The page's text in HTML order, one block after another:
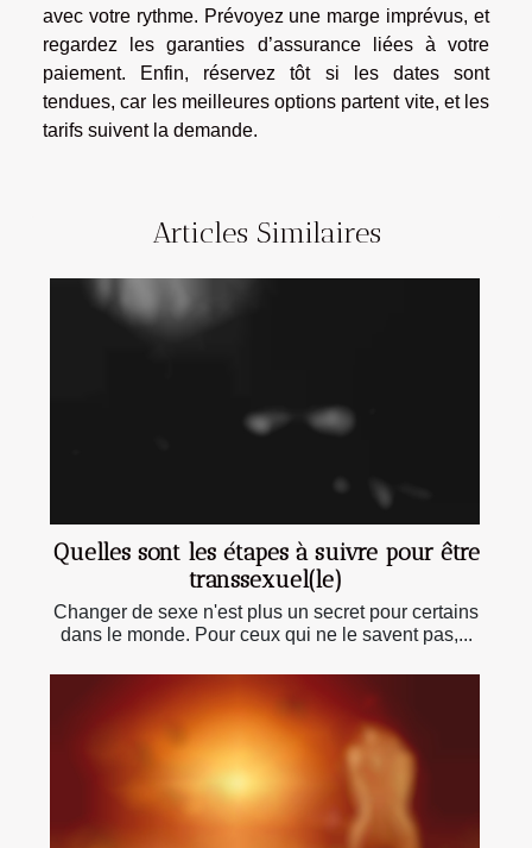
avec votre rythme. Prévoyez une marge imprévus, et
regardez les garanties d’assurance liées à votre
paiement. Enfin, réservez tôt si les dates sont
tendues, car les meilleures options partent vite, et les
tarifs suivent la demande.
Articles Similaires
Quelles sont les étapes à suivre pour être
transsexuel(le)
Changer de sexe n'est plus un secret pour certains
dans le monde. Pour ceux qui ne le savent pas,...